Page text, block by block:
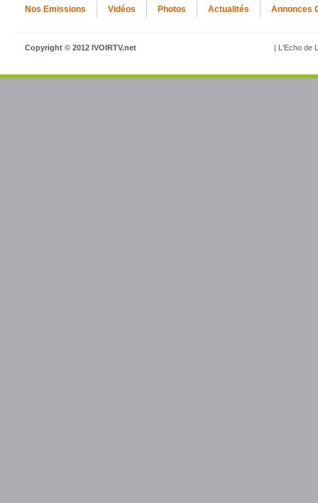
Nos Emissions Vidéos Photos Actualités Annonces
Copyright © 2012 IVOIRTV.net | L'Echo de